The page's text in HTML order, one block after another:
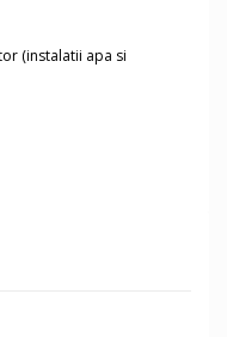
(instalatii apa si